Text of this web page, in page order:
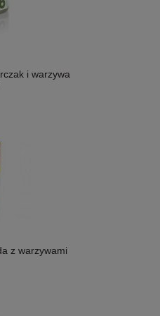
i warzywa
z warzywami